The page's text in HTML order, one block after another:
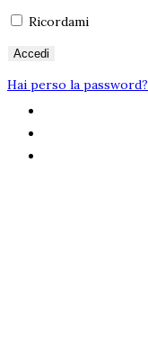
Ricordami
Accedi
Hai perso la password?